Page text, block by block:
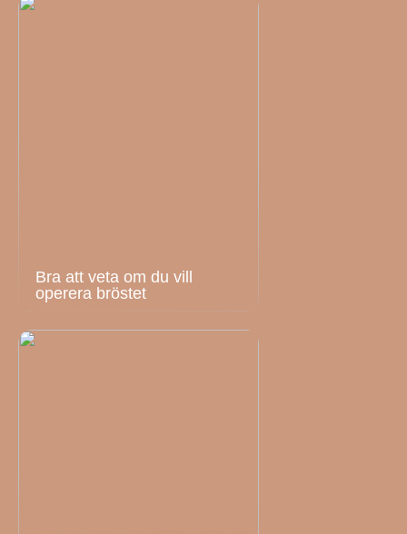
Bra att veta om du vill
operera bröstet